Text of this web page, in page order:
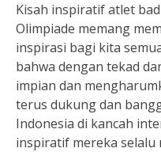
Kisah inspiratif atlet
Olimpiade memang
inspirasi bagi kita
bahwa dengan tekad
impian dan
terus dukung dan
Indonesia di kancah
inspiratif mereka selalu